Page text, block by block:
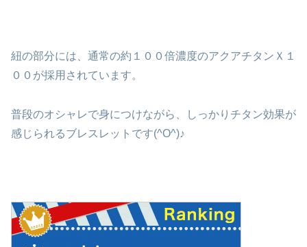
紐の部分には、通常の約１００倍濃度のアクアチタンＸ１
００が採用されています。
普段のオシャレで身につけながら、しっかりチタン効果が
感じられるブレスレットです(^O^)♪